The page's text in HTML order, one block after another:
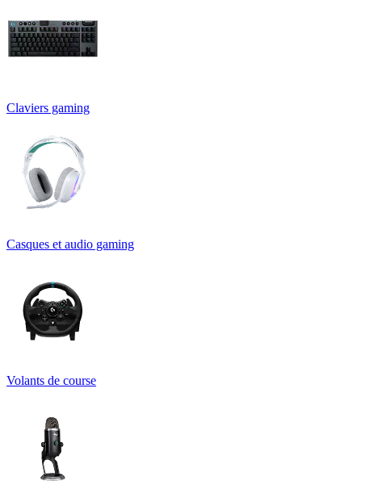
Claviers gaming
Casques et audio gaming
Volants de course